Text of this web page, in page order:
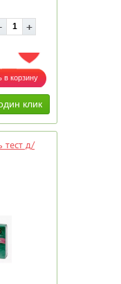
ДОБАВИТЬ В ИЗБРАННОЕ
тест д/